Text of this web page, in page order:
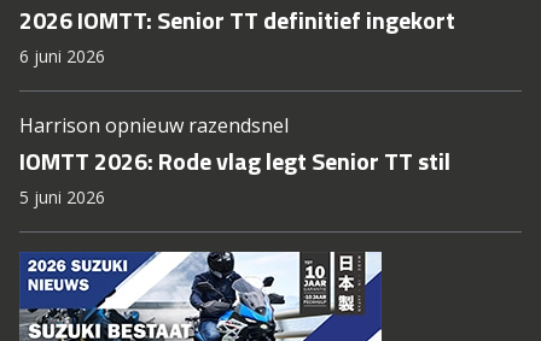
2026 IOMTT: Senior TT definitief ingekort
6 juni 2026
Harrison opnieuw razendsnel
IOMTT 2026: Rode vlag legt Senior TT stil
5 juni 2026